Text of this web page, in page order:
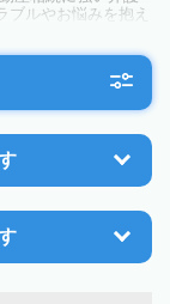
ルやお悩みを抱え